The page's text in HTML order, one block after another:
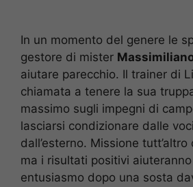
In un momento del genere le
gestore di mister
aiutare parecchio. Il trainer di
chiamata a tenere la sua
massimo sugli impegni di
lasciarsi condizionare dalle
dall’esterno. Missione tutt’altro
ma i risultati positivi
entusiasmo dopo una sosta